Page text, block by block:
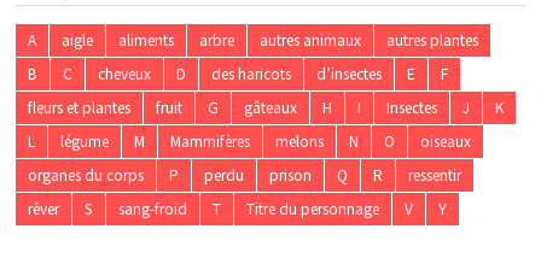
A aigle aliments arbre autres animaux
autres plantes
B
C cheveux D des haricots d’insectes E
F
fleurs et plantes
fruit G gâteaux H I Insectes J
K
L
légume M Mammifères melons N O
oiseaux
organes du corps
P perdu prison Q R
ressentir
rêver
S sang-froid T Titre du personnage V Y